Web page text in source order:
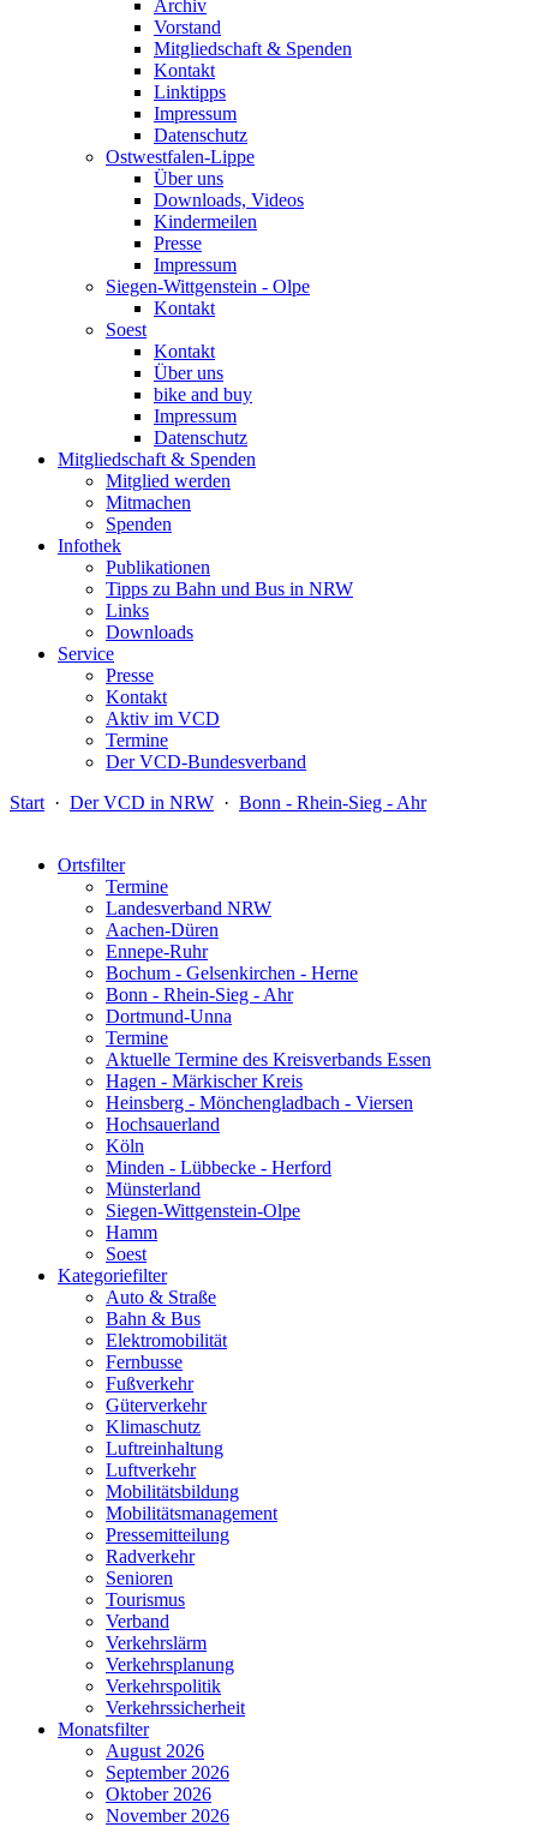
Archiv
Vorstand
Mitgliedschaft & Spenden
Kontakt
Linktipps
Impressum
Datenschutz
Ostwestfalen-Lippe
Über uns
Downloads, Videos
Kindermeilen
Presse
Impressum
Siegen-Wittgenstein - Olpe
Kontakt
Soest
Kontakt
Über uns
bike and buy
Impressum
Datenschutz
Mitgliedschaft & Spenden
Mitglied werden
Mitmachen
Spenden
Infothek
Publikationen
Tipps zu Bahn und Bus in NRW
Links
Downloads
Service
Presse
Kontakt
Aktiv im VCD
Termine
Der VCD-Bundesverband
Start · Der VCD in NRW · Bonn - Rhein-Sieg - Ahr
Ortsfilter
Termine
Landesverband NRW
Aachen-Düren
Ennepe-Ruhr
Bochum - Gelsenkirchen - Herne
Bonn - Rhein-Sieg - Ahr
Dortmund-Unna
Termine
Aktuelle Termine des Kreisverbands Essen
Hagen - Märkischer Kreis
Heinsberg - Mönchengladbach - Viersen
Hochsauerland
Köln
Minden - Lübbecke - Herford
Münsterland
Siegen-Wittgenstein-Olpe
Hamm
Soest
Kategoriefilter
Auto & Straße
Bahn & Bus
Elektromobilität
Fernbusse
Fußverkehr
Güterverkehr
Klimaschutz
Luftreinhaltung
Luftverkehr
Mobilitätsbildung
Mobilitätsmanagement
Pressemitteilung
Radverkehr
Senioren
Tourismus
Verband
Verkehrslärm
Verkehrsplanung
Verkehrspolitik
Verkehrssicherheit
Monatsfilter
August 2026
September 2026
Oktober 2026
November 2026